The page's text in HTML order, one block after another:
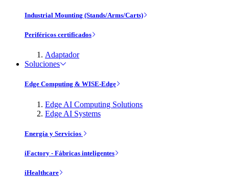
Industrial Mounting (Stands/Arms/Carts)
Periféricos certificados
Adaptador
Soluciones
Edge Computing & WISE-Edge
Edge AI Computing Solutions
Edge AI Systems
Energía y Servicios
iFactory - Fábricas inteligentes
iHealthcare